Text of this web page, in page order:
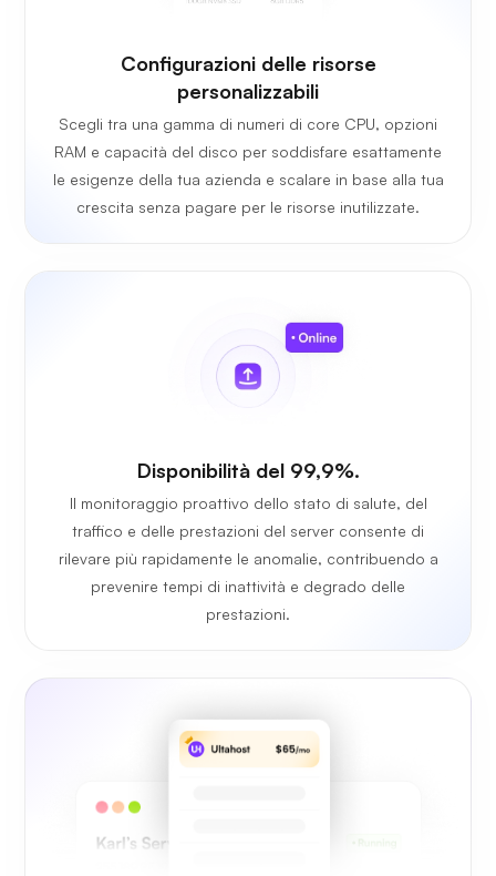
Configurazioni delle risorse
personalizzabili
Scegli tra una gamma di numeri di core CPU, opzioni
RAM e capacità del disco per soddisfare esattamente
le esigenze della tua azienda e scalare in base alla tua
crescita senza pagare per le risorse inutilizzate.
Disponibilità del 99,9%.
Il monitoraggio proattivo dello stato di salute, del
traffico e delle prestazioni del server consente di
rilevare più rapidamente le anomalie, contribuendo a
prevenire tempi di inattività e degrado delle
prestazioni.